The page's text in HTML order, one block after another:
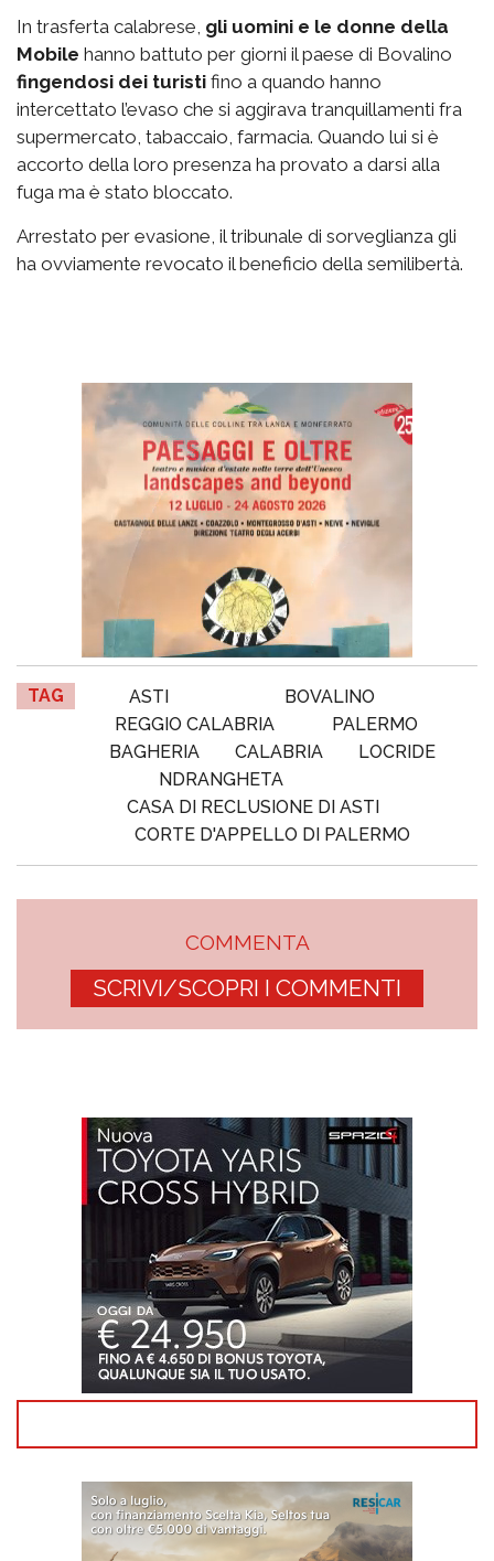
In trasferta calabrese, gli uomini e le donne della
Mobile hanno battuto per giorni il paese di Bovalino
fingendosi dei turisti fino a quando hanno
intercettato l’evaso che si aggirava tranquillamenti fra
supermercato, tabaccaio, farmacia. Quando lui si è
accorto della loro presenza ha provato a darsi alla
fuga ma è stato bloccato.
Arrestato per evasione, il tribunale di sorveglianza gli
ha ovviamente revocato il beneficio della semilibertà.
TAG ASTI
BOVALINO
REGGIO CALABRIA
PALERMO
BAGHERIA
CALABRIA
LOCRIDE
NDRANGHETA
CASA DI RECLUSIONE DI ASTI
CORTE D'APPELLO DI PALERMO
COMMENTA
SCRIVI/SCOPRI I COMMENTI